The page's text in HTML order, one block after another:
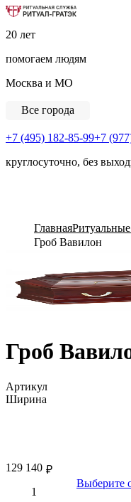
20 лет
помогаем людям
Москва и МО
Все города
+7 (495) 182-85-99+7
круглосуточно, без
Главная
Гроб Вавилон
Гроб
Артикул
Ширина
₽
129 140
Выберите